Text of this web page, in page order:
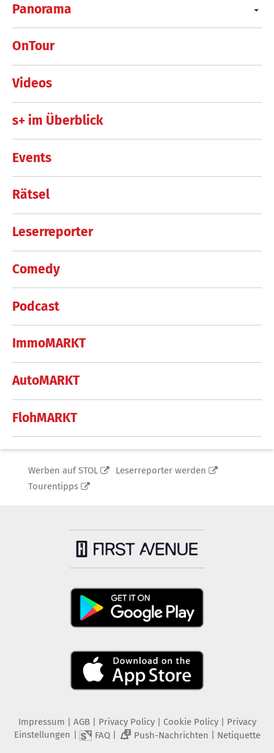
Panorama
OnTour
Videos
s+ im Überblick
Events
Rätsel
Leserreporter
Comedy
Podcast
ImmoMARKT
AutoMARKT
FlohMARKT
Werben auf STOL
Leserreporter werden
Tourentipps
Impressum AGB Privacy Policy| Cookie Policy| Privacy
Einstellungen
FAQ| 2 Push-Nachrichten Netiquette